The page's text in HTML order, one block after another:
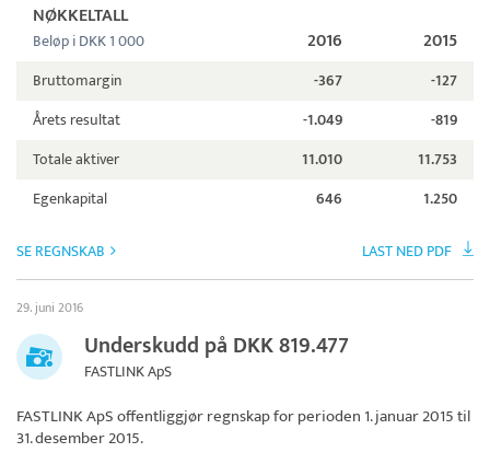
NØKKELTALL
Beløp i DKK 1 000 2016 2015
Bruttomargin -367
-127
Årets resultat
-1.049
-819
Totale aktiver
11.010
11.753
Egenkapital
646 1.250
SE REGNSKAB LAST NED PDF
29. juni 2016
Underskudd på DKK 819.477
FASTLINK ApS
FASTLINK ApSoffentliggjør regnskap for perioden 1. januar 2015 til
31. desember 2015.